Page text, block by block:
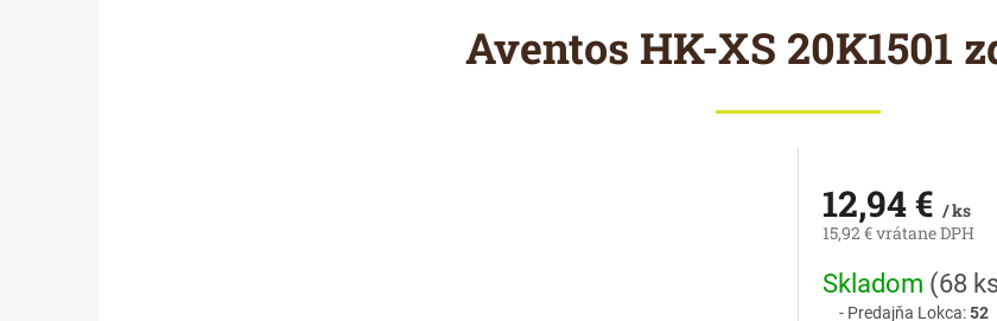
Aventos HK-XS 20K1501
12,94 € / ks
15,92 € vrátane DPH
Jednotková
cena:
Skladom (68
Predajňa Lokca:52